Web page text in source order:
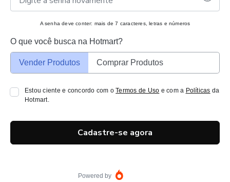
A senha deve conter: mais de 7 caracteres, letras e números
O que você busca na Hotmart?
Vender Produtos Comprar Produtos
Estou ciente e concordo com oTermos de Uso e com a Políticas da
Hotmart.
Cadastre-se agora
Powered by